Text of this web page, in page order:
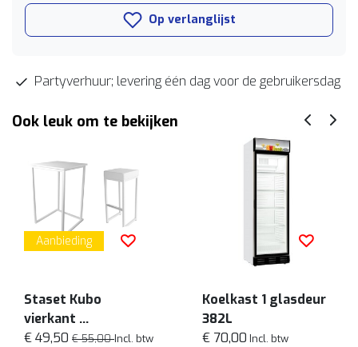
Op verlanglijst
Partyverhuur; levering één dag voor de gebruikersdag
Ook leuk om te bekijken
Aanbieding
Staset Kubo
vierkant
Wit
€ 49,50 € 55,00Incl. btw
Koelkast 1 glasdeur
382L
€ 70,00 Incl. btw